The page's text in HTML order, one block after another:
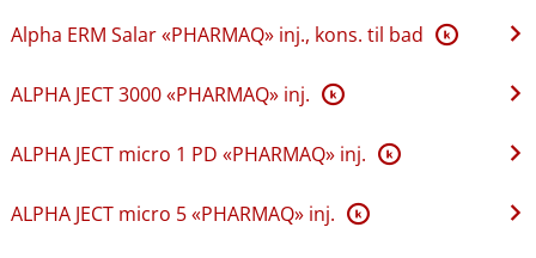
Alpha ERM Salar «PHARMAQ» inj., kons. til bad K
ALPHA JECT 3000 «PHARMAQ» inj. K
ALPHA JECT micro 1 PD «PHARMAQ» inj. K
ALPHA JECT micro 5 «PHARMAQ» inj. K